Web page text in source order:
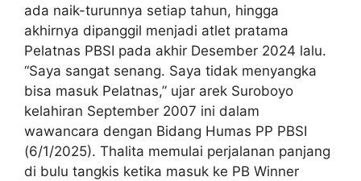
ada naik-turunnya setiap tahun, hingga
akhirnya dipanggil menjadi atlet pratama
Pelatnas PBSI pada akhir Desember 2024 lalu.
“Saya sangat senang. Saya tidak menyangka
bisa masuk Pelatnas,” ujar arek Suroboyo
kelahiran September 2007 ini dalam
wawancara dengan Bidang Humas PP PBSI
(6/1/2025). Thalita memulai perjalanan panjang
di bulu tangkis ketika masuk ke PB Winner